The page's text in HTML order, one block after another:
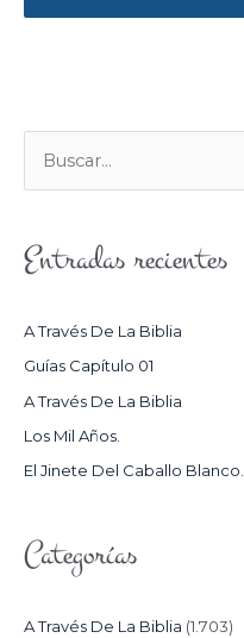
U
C
R
:
Entradas recientes
A Través De La Biblia
Guías Capítulo 01
A Través De La Biblia
Los Mil Años.
El Jinete Del Caballo Blanco.
Categorías
A Través De La Biblia (1.703)